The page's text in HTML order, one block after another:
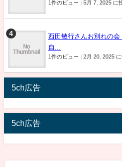
1件のビュー | 5月 7, 2025 に
西田敏行さんお別れの
自...
1件のビュー | 2月 20, 2025
5ch広告
5ch広告